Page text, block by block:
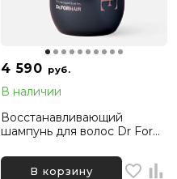
4 590 руб.
В наличии
Восстанавливающий
шампунь для волос Dr For
500 мл
В корзину